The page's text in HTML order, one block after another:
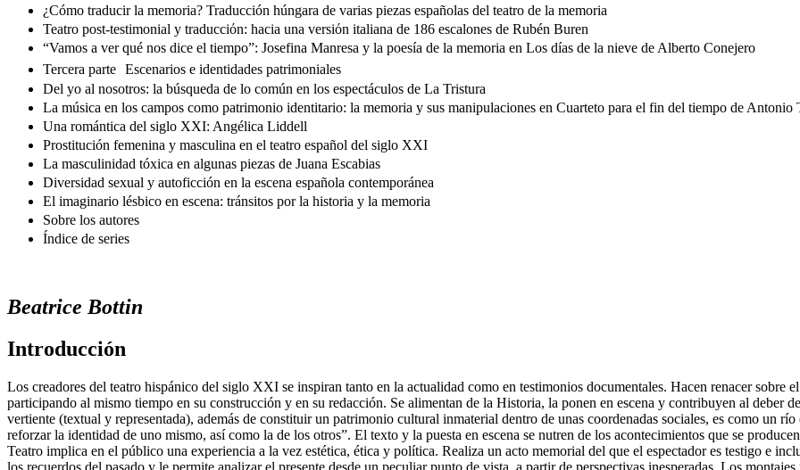
¿Cómo traducir la memoria? Traducción húngara de varias piezas españolas del teatro de la memoria
Teatro post-testimonial y traducciόn: hacia una versiόn italiana de 186 escalones de Rubén Buren
“Vamos a ver qué nos dice el tiempo”: Josefina Manresa y la poesía de la memoria en Los días de la nieve de Alberto Conejero
Tercera parte Escenarios e identidades patrimoniales
Del yo al nosotros: la búsqueda de lo común en los espectáculos de La Tristura
La música en los campos como patrimonio identitario: la memoria y sus manipulaciones en Cuarteto para el fin del tiempo de Antonio
Una romántica del siglo XXI: Angélica Liddell
Prostitución femenina y masculina en el teatro español del siglo XXI
La masculinidad tóxica en algunas piezas de Juana Escabias
Diversidad sexual y autoficción en la escena española contemporánea
El imaginario lésbico en escena: tránsitos por la historia y la memoria
Sobre los autores
Índice de series
Beatrice Bottin
Introducción
Los creadores del teatro hispánico del siglo XXI se inspiran tanto en la actualidad como en testimonios documentales. Hacen renacer sobre
participando al mismo tiempo en su construcción y en su redacción. Se alimentan de la Historia, la ponen en escena y contribuyen al deber
vertiente (textual y representada), además de constituir un patrimonio cultural inmaterial dentro de unas coordenadas sociales, es como un
reforzar la identidad de uno mismo, así como la de los otros”. El texto y la puesta en escena se nutren de los acontecimientos que se
Teatro implica en el público una experiencia a la vez estética, ética y política. Realiza un acto memorial del que el espectador es testigo e
los recuerdos del pasado y le permite analizar el presente desde un peculiar punto de vista, a partir de perspectivas inesperadas. Los